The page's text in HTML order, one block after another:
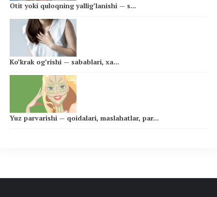
Otit yoki quloqning yallig’lanishi — s...
Ko’krak og’rishi — sabablari, xa...
Yuz parvarishi — qoidalari, maslahatlar, par...